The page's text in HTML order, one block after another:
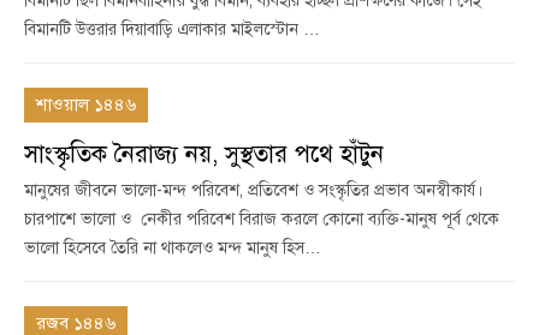
বিমানটি উত্তরার দিয়াবাড়ি এলাকার মাইলস্টোন …
শাওয়াল ১৪৪৬
সাংস্কৃতিক নৈরাজ্য নয়, সুস্থতার পথে হাঁটুন
মানুষের জীবনে ভালো-মন্দ পরিবেশ, প্রতিবেশ ও সংস্কৃতির প্রভাব অনস্বীকার্য।
চারপাশে ভালো ও নেকীর পরিবেশ বিরাজ করলে কোনো ব্যক্তি-মানুষ পূর্ব থেকে
ভালো হিসেবে তৈরি না থাকলেও মন্দ মানুষ হিস…
রজব ১৪৪৬